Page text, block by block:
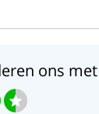
ons